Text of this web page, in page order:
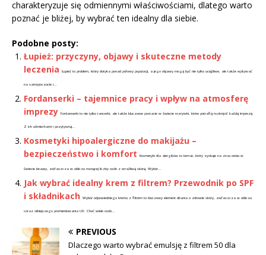
charakteryzuje się odmiennymi właściwościami, dlatego warto
poznać je bliżej, by wybrać ten idealny dla siebie.
Podobne posty:
Łupież: przyczyny, objawy i skuteczne metody
leczenia
Łupież to problem, który dotyka ponad połowy populacji, a jego objawy mogą być nie tylko uciążliwe, ale także wpływać
na samopoczucie i...
Fordanserki – tajemnice pracy i wpływ na atmosferę
imprezy Fordanserki to nie tylko tancerki, ale także kluczowe postacie w świecie rozrywki, które potrafią rozkręcić każdą imprezę.
Z ich uśmiechami i pozytywną...
Kosmetyki hipoalergiczne do makijażu –
bezpieczeństwo i komfort
Kosmetyki dla alergików to temat, który zyskuje na znaczeniu w
świecie beauty, zwłaszcza w obliczu rosnącej liczby osób z wrażliwą skórą. Wybór...
Jak wybrać idealny krem z filtrem? Przewodnik po SPF
i składnikach
Wybór odpowiedniego kremu z filtrem to kluczowy element dbania o zdrowie skóry, zwłaszcza w obliczu
coraz silniejszego promieniowania UV. Choć wiele osób...
PREVIOUS
Dlaczego warto wybrać emulsję z filtrem 50 dla